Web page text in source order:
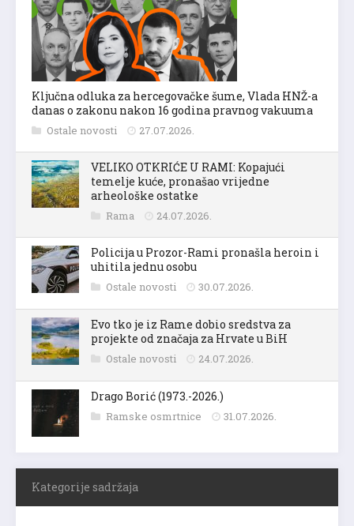
Ključna odluka za hercegovačke šume, Vlada HNŽ-a
danas o zakonu nakon 16 godina pravnog vakuuma
Ostale novosti 27.07.2026.
VELIKO OTKRIĆE U RAMI: Kopajući
temelje kuće, pronašao vrijedne
arheološke ostatke
Rama 24.07.2026.
Policija u Prozor-Rami pronašla heroin i
uhitila jednu osobu
Ostale novosti 30.07.2026.
Evo tko je iz Rame dobio sredstva za
projekte od značaja za Hrvate u BiH
Ostale novosti 24.07.2026.
Drago Borić (1973.-2026.)
Ramske osmrtnice 31.07.2026.
Kategorije sadržaja